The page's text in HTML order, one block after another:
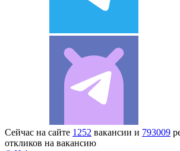
Сейчас на сайте 1252 вакансии и 793009
откликов на вакансию